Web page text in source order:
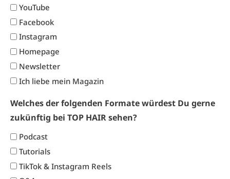
YouTube
Facebook
Instagram
Homepage
Newsletter
Ich liebe mein Magazin
Welches der folgenden Formate würdest Du gerne
zukünftig bei TOP HAIR sehen?
Podcast
Tutorials
TikTok & Instagram Reels